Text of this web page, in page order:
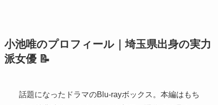
小池唯のプロフィール｜埼玉県出身の実力
派女優 📝
話題になったドラマのBlu-rayボックス。本編はもち